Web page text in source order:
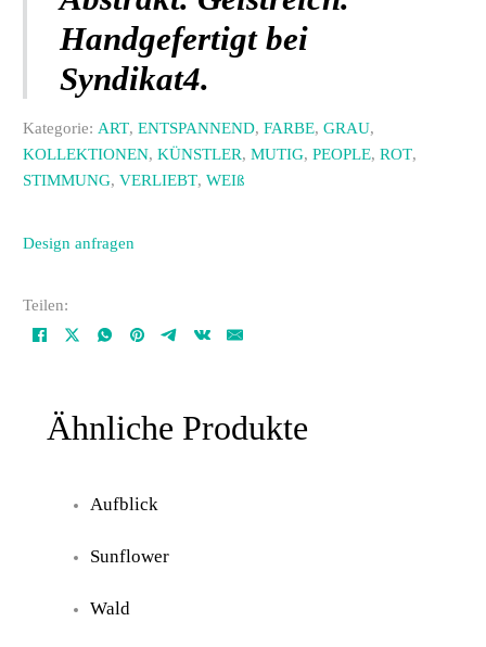
Handgefertigt bei
Syndikat4.
Kategorie: ART,ENTSPANNEND,FARBE,GRAU,
KOLLEKTIONEN,KÜNSTLER,MUTIG,PEOPLE,ROT,
STIMMUNG,VERLIEBT,WEIß
Design anfragen
Teilen:
Ähnliche Produkte
Aufblick
Sunflower
Wald